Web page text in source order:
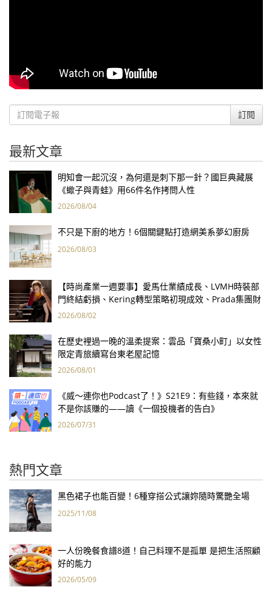
訂閱
最新文章
明知會一起沉沒，為何還是刺下那一針？國巨典藏展
《蠍子與青蛙》用66件名作拷問人性
2026/08/04
不只是下廚的地方！6個關鍵點打造網美系夢幻廚房
2026/08/03
【時尚產業一週要事】愛馬仕業績成長、LVMH時裝部
門終結虧損、Kering轉型策略初現成效、Prada集團財
報亮眼
2026/08/02
在歷史裡過一晚的溫柔提案：雲品「寶桑小町」以女性
限定青旅續寫台東老屋記憶
2026/08/01
《威～連你也Podcast了！》S21E9：有些錢，本來就
不是你該賺的——讀《一個投機者的告白》
2026/07/31
熱門文章
黑色裙子也能百變！6種穿搭公式讓妳隨時驚艷全場
2025/11/08
一人份晚餐食譜8道！自己料理不是孤單 是把生活照顧
好的能力
2026/05/09